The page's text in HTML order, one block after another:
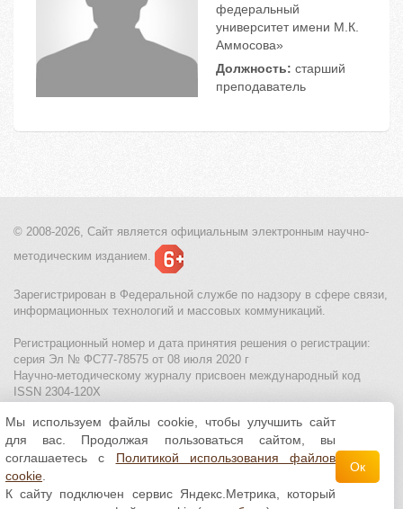
федеральный
университет имени М.К.
Аммосова»
Должность: старший
преподаватель
© 2008-2026, Сайт является официальным электронным научно-
методическим изданием.
Зарегистрирован в Федеральной службе по надзору в сфере связи,
информационных технологий и массовых коммуникаций.
Регистрационный номер и дата принятия решения о регистрации:
серия Эл № ФС77-78575 от 08 июля 2020 г
Научно-методическому журналу присвоен международный код
ISSN 2304-120X
МЦИТО|Школьные олимпиады и онлайн конкурсы для детей
Политика использования файлов cookie| Политика обработки и
защиты персональных данных
Все материалы доступны полицензии Creative
Commons С указанием авторства 4.0 Всемирная
Мы используем файлы cookie, чтобы улучшить сайт
для вас. Продолжая пользоваться сайтом, вы
соглашаетесь с Политикой использования файлов
cookie
К сайту подключен сервис Яндекс.Метрика, который
Ок